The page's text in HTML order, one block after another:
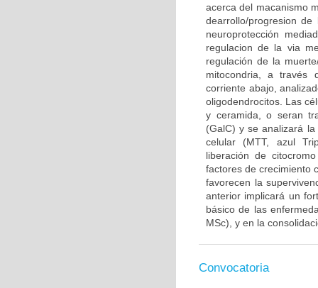
acerca del macanismo
dearrollo/progresion
neuroprotección
regulacion de la via
regulación de la
mitocondria, a través
corriente abajo,
oligodendrocitos. Las
y ceramida, o seran
(GalC) y se analizará
celular (MTT, azul
liberación de
factores de crecimiento
favorecen la
anterior implicará un
básico de las
MSc), y en la
Convocatoria